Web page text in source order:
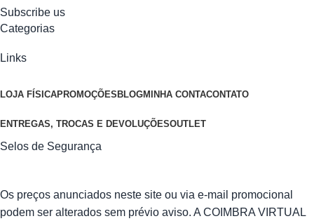
Subscribe us
Categorias
Links
LOJA FÍSICAPROMOÇÕESBLOGMINHA CONTACONTATO
ENTREGAS, TROCAS E DEVOLUÇÕESOUTLET
Selos de Segurança
Os preços anunciados neste site ou via e-mail promocional
podem ser alterados sem prévio aviso. A COIMBRA VIRTUAL